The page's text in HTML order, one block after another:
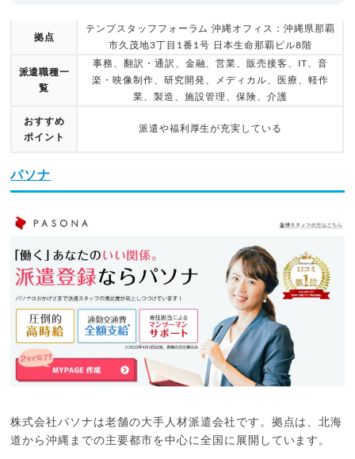
拠点
テンプスタッフフォーラム 沖縄オフィス：沖縄県那覇
市久茂地3丁目1番1号 日本生命那覇ビル8階
派遣職種一
覧
事務、翻訳・通訳、金融、営業、販売接客、IT、音
楽・映像制作、研究開発、メディカル、医療、軽作
業、製造、施設管理、保険、介護
おすすめ
ポイント
派遣や福利厚生が充実している
パソナ
株式会社パソナは老舗の大手人材派遣会社です。拠点は、北海
道から沖縄までの主要都市を中心に全国に展開しています。